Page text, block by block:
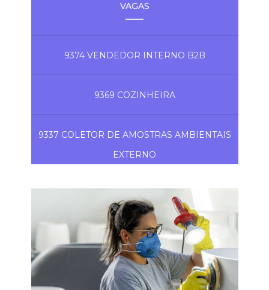
VAGAS
9374 VENDEDOR INTERNO B2B
9369 COZINHEIRA
9337 COLETOR DE AMOSTRAS AMBIENTAIS
EXTERNO